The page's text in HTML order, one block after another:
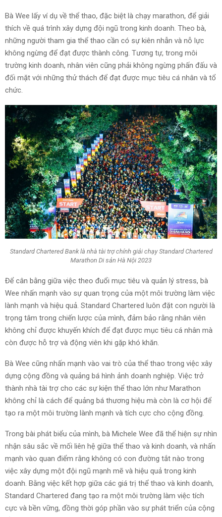
Bà Wee lấy ví dụ về thể thao, đặc biệt là chạy marathon, để giải
thích về quá trình xây dựng đội ngũ trong kinh doanh. Theo bà,
những người tham gia thể thao cần có sự kiên nhẫn và nỗ lực
không ngừng để đạt được thành công. Tương tự, trong môi
trường kinh doanh, nhân viên cũng phải không ngừng phấn đấu và
đối mặt với những thử thách để đạt được mục tiêu cá nhân và tổ
chức.
Standard Chartered Bank là nhà tài trợ chính giải chạy Standard Chartered
Marathon Di sản Hà Nội 2023
Để cân bằng giữa việc theo đuổi mục tiêu và quản lý stress, bà
Wee nhấn mạnh vào sự quan trọng của một môi trường làm việc
lành mạnh và hiệu quả. Standard Chartered luôn đặt con người là
trọng tâm trong chiến lược của mình, đảm bảo rằng nhân viên
không chỉ được khuyến khích để đạt được mục tiêu cá nhân mà
còn được hỗ trợ và động viên khi gặp khó khăn.
Bà Wee cũng nhấn mạnh vào vai trò của thể thao trong việc xây
dựng cộng đồng và quảng bá hình ảnh doanh nghiệp. Việc trở
thành nhà tài trợ cho các sự kiện thể thao lớn như Marathon
không chỉ là cách để quảng bá thương hiệu mà còn là cơ hội để
tạo ra một môi trường lành mạnh và tích cực cho cộng đồng.
Trong bài phát biểu của mình, bà Michele Wee đã thể hiện sự nhìn
nhận sâu sắc về mối liên hệ giữa thể thao và kinh doanh, và nhấn
mạnh vào quan điểm rằng không có con đường tắt nào trong
việc xây dựng một đội ngũ mạnh mẽ và hiệu quả trong kinh
doanh. Bằng việc kết hợp giữa các giá trị thể thao và kinh doanh,
Standard Chartered đang tạo ra một môi trường làm việc tích
cực và bền vững, đồng thời góp phần vào sự phát triển của cộng